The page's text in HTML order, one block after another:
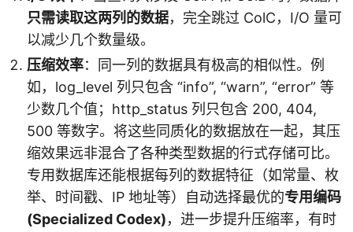
只需读取这两列的数据，完全跳过 ColC，I/O 量可
以减少几个数量级。
压缩效率：同一列的数据具有极高的相似性。例
如，log_level 列只包含 “info”, “warn”, “error” 等
少数几个值；http_status 列只包含 200, 404,
500 等数字。将这些同质化的数据放在一起，其压
缩效果远非混合了各种类型数据的行式存储可比。
专用数据库还能根据每列的数据特征（如常量、枚
举、时间戳、IP 地址等）自动选择最优的专用编码
(Specialized Codex)，进一步提升压缩率，有时